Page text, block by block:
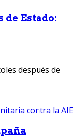
de Estado:
después de